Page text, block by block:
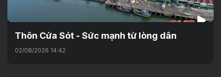
Thôn Cửa Sót - Sức mạnh từ lòng dân
02/08/2026 14:42